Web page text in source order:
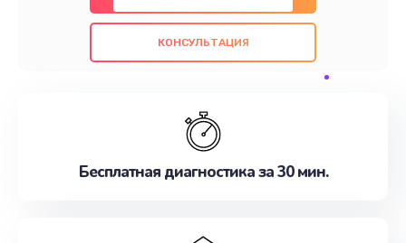
также гарантируем качество всех
проведенных работ. Наша цель - предоставить
наилучшим образом. Не медлите записаться на
КОНСУЛЬТАЦИЯ
Бесплатная диагностика за 30 мин.